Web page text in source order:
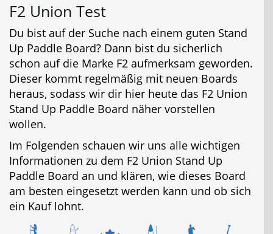
F2 Union Test
Du bist auf der Suche nach einem guten Stand
Up Paddle Board? Dann bist du sicherlich
schon auf die Marke F2 aufmerksam geworden.
Dieser kommt regelmäßig mit neuen Boards
heraus, sodass wir dir hier heute das F2 Union
Stand Up Paddle Board näher vorstellen
wollen.
Im Folgenden schauen wir uns alle wichtigen
Informationen zu dem F2 Union Stand Up
Paddle Board an und klären, wie dieses Board
am besten eingesetzt werden kann und ob sich
ein Kauf lohnt.